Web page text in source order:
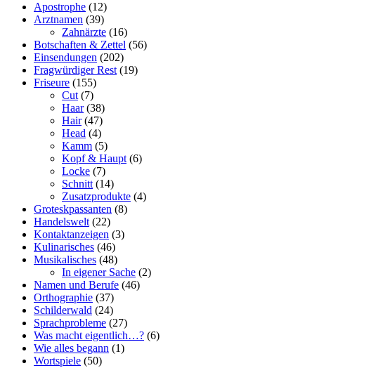
Apostrophe (12)
Arztnamen (39)
Zahnärzte (16)
Botschaften & Zettel (56)
Einsendungen (202)
Fragwürdiger Rest (19)
Friseure (155)
Cut (7)
Haar(38)
Hair(47)
Head (4)
Kamm (5)
Kopf & Haupt (6)
Locke (7)
Schnitt (14)
Zusatzprodukte (4)
Groteskpassanten (8)
Handelswelt (22)
Kontaktanzeigen (3)
Kulinarisches (46)
Musikalisches (48)
In eigener Sache (2)
Namen und Berufe (46)
Orthographie (37)
Schilderwald (24)
Sprachprobleme (27)
Was macht eigentlich…? (6)
Wie alles begann (1)
Wortspiele (50)